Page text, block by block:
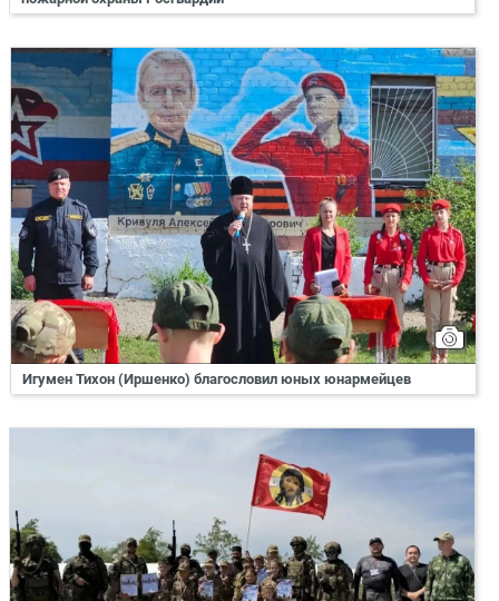
Игумен Тихон (Иршенко) благословил юных юнармейцев